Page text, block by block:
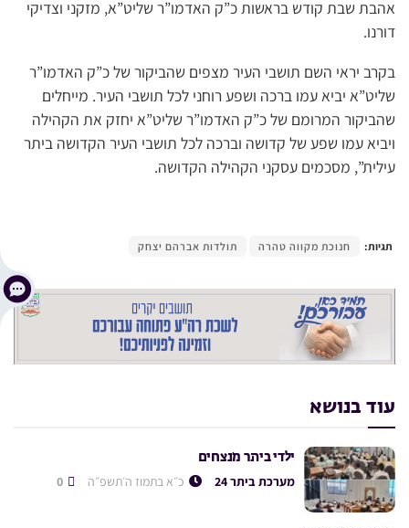
אהבת שבת קודש בראשות כ”ק האדמו”ר שליט”א, מזקני וצדיקי
דורנו.
בקרב יראי השם תושבי העיר מצפים שהביקור של כ”ק האדמו”ר
שליט”א יביא עמו ברכה ושפע רוחני לכל תושבי העיר. מייחלים
שהביקור המרומם של כ”ק האדמו”ר שליט”א יחזק את הקהילה
ויביא עמו שפע של קדושה וברכה לכל תושבי העיר הקדושה ביתר
עילית”, מסכמים עסקני הקהילה הקדושה.
תגיות: חנוכת מקווה טהרה תולדות אברהם יצחק
עוד בנושא
ילדי ביתר מנצחים
מערכת ביתר 24 כ״א בתמוז ה׳תשפ״ה